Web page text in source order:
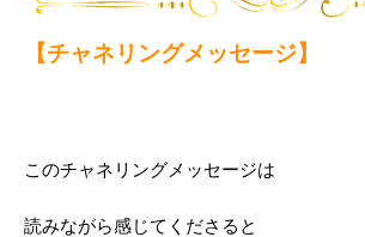
【チャネリングメッセージ】
このチャネリングメッセージは
読みながら感じてくださると